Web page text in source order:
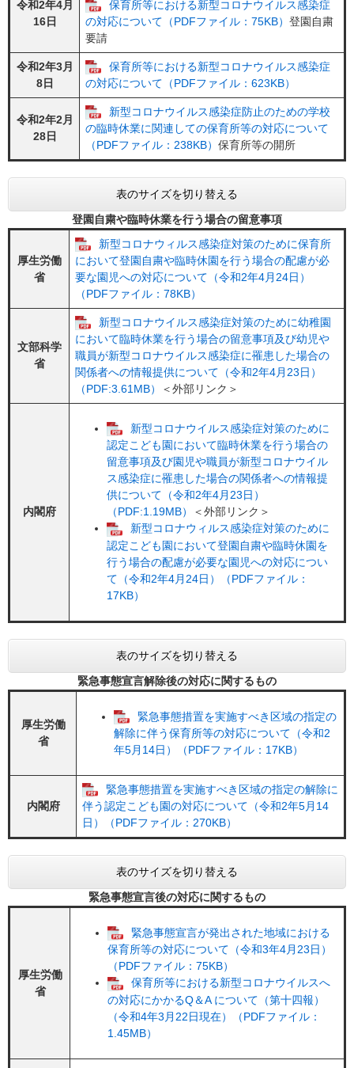
令和2年4月
16日
保育所等における新型コロナウイルス感染症
の対応について（PDFファイル：75KB） 登園自粛
要請
令和2年3月
8日
保育所等における新型コロナウイルス感染症
の対応について（PDFファイル：623KB）
令和2年2月
28日
新型コロナウイルス感染症防止のための学校
の臨時休業に関連しての保育所等の対応について
（PDFファイル：238KB） 保育所等の開所
表のサイズを切り替える
登園自粛や臨時休業を行う場合の留意事項
厚生労働
省
新型コロナウィルス感染症対策のために保育所
において登園自粛や臨時休園を行う場合の配慮が必
要な園児への対応について（令和2年4月24日）
（PDFファイル：78KB）
文部科学
省
新型コロナウイルス感染症対策のために幼稚園
において臨時休業を行う場合の留意事項及び幼児や
職員が新型コロナウイルス感染症に罹患した場合の
関係者への情報提供について（令和2年4月23日）
（PDF:3.61MB）
＜外部リンク＞
内閣府
新型コロナウイルス感染症対策のために
認定こども園において臨時休業を行う場合の
留意事項及び園児や職員が新型コロナウイル
ス感染症に罹患した場合の関係者への情報提
供について（令和2年4月23日）
（PDF:1.19MB）
＜外部リンク＞
新型コロナウィルス感染症対策のために
認定こども園において登園自粛や臨時休園を
行う場合の配慮が必要な園児への対応につい
て（令和2年4月24日）（PDFファイル：
17KB）
表のサイズを切り替える
緊急事態宣言解除後の対応に関するもの
厚生労働
省
緊急事態措置を実施すべき区域の指定の
解除に伴う保育所等の対応について（令和2
年5月14日）（PDFファイル：17KB）
内閣府
緊急事態措置を実施すべき区域の指定の解除に
伴う認定こども園の対応について（令和2年5月14
日）（PDFファイル：270KB）
表のサイズを切り替える
緊急事態宣言後の対応に関するもの
厚生労働
省
緊急事態宣言が発出された地域における
保育所等の対応について（令和3年4月23日）
（PDFファイル：75KB）
保育所等における新型コロナウイルスへ
の対応にかかるQ＆A について（第十四報）
（令和4年3月22日現在）（PDFファイル：
1.45MB）